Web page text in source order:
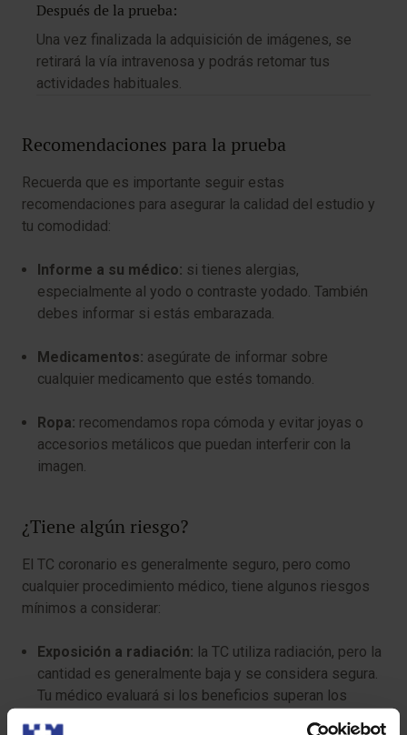
Después de la prueba:
Una vez finalizada la adquisición de imágenes, se
retirará la vía intravenosa y podrás retomar tus
actividades habituales.
Recomendaciones para la prueba
Recuerda que es importante seguir estas
recomendaciones para asegurar la calidad del estudio y
tu comodidad:
Informe a su médico: si tienes alergias,
especialmente al yodo o contraste yodado. También
debes informar si estás embarazada.
Medicamentos: asegúrate de informar sobre
cualquier medicamento que estés tomando.
Ropa: recomendamos ropa cómoda y evitar joyas o
accesorios metálicos que puedan interferir con la
imagen.
¿Tiene algún riesgo?
El TC coronario es generalmente seguro, pero como
cualquier procedimiento médico, tiene algunos riesgos
mínimos a considerar:
Exposición a radiación: la TC utiliza radiación, pero la
cantidad es generalmente baja y se considera segura.
Tu médico evaluará si los beneficios superan los